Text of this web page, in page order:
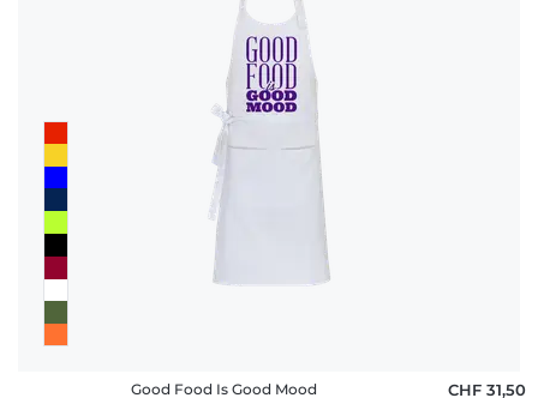
Good Food Is Good Mood CHF 31,50